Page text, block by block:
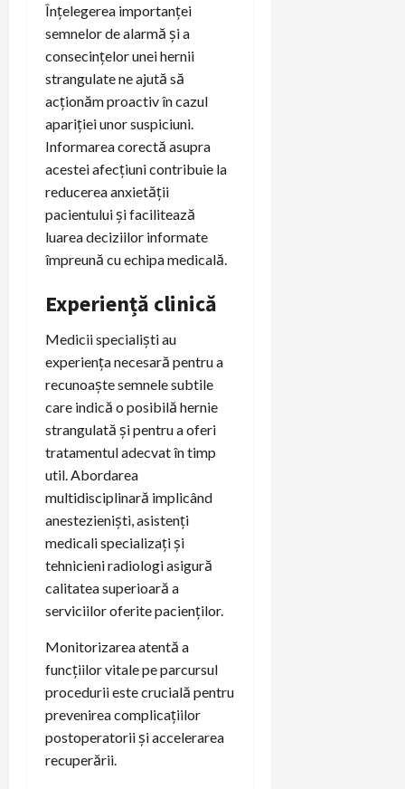
Înțelegerea importanței
semnelor de alarmă și a
consecințelor unei hernii
strangulate ne ajută să
acționăm proactiv în cazul
apariției unor suspiciuni.
Informarea corectă asupra
acestei afecțiuni contribuie la
reducerea anxietății
pacientului și facilitează
luarea deciziilor informate
împreună cu echipa medicală.
Experiență clinică
Medicii specialiști au
experiența necesară pentru a
recunoaște semnele subtile
care indică o posibilă hernie
strangulată și pentru a oferi
tratamentul adecvat în timp
util. Abordarea
multidisciplinară implicând
anestezieniști, asistenți
medicali specializați și
tehnicieni radiologi asigură
calitatea superioară a
serviciilor oferite pacienților.
Monitorizarea atentă a
funcțiilor vitale pe parcursul
procedurii este crucială pentru
prevenirea complicațiilor
postoperatorii și accelerarea
recuperării.